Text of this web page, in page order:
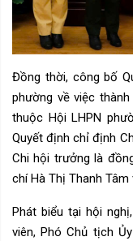
Đồng thời, công bố
phường về việc
thuộc Hội LHPN
Quyết định chỉ định
Chi hội trưởng là
chí Hà Thị Thanh Tâm
Phát biểu tại hội
viên, Phó Chủ tịch